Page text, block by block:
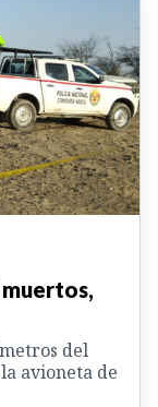
muertos,
del
avioneta de